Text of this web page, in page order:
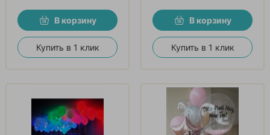
В корзину
Купить в 1 клик
В корзину
Купить в 1 клик